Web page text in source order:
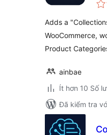
Adds a
WooCommerce,
Product
ainbae
Ít hơn 10 Số
Đã kiểm tra